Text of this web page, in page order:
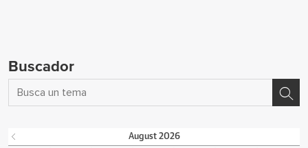
Buscador
August 2026